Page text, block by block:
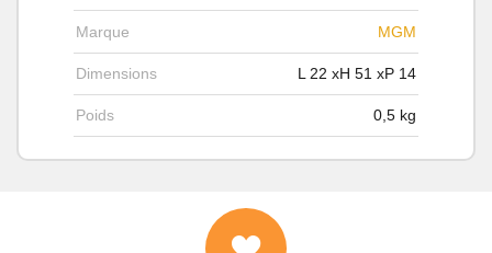
Marque MGM
Dimensions L 22 xH 51 xP 14
Poids 0,5kg